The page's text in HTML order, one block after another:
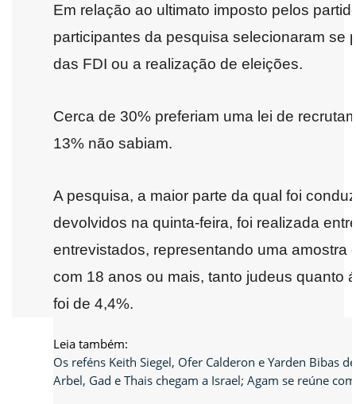
Em relação ao ultimato imposto pelos
participantes da pesquisa selecionaram se
das FDI ou a realização de eleições.
Cerca de 30% preferiam uma lei de
13% não sabiam.
A pesquisa, a maior parte da qual foi
devolvidos na quinta-feira, foi realizada
entrevistados, representando uma amostra
com 18 anos ou mais, tanto judeus quanto
foi de 4,4%.
Leia também:
Os reféns Keith Siegel, Ofer Calderon e Yarden Bibas
Arbel, Gad e Thais chegam a Israel; Agam se reúne